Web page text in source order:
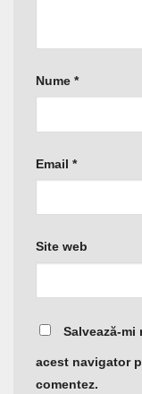
Nume *
Email *
Site web
Salvează-
acest navigator
comentez.